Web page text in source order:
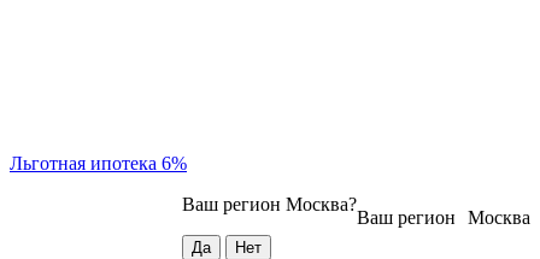
Льготная ипотека 6%
Москва
Ваш регион
Ваш регион Москва?